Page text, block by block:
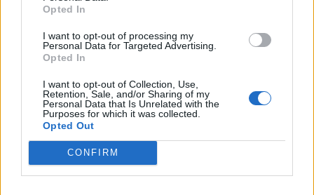
Opted In
I want to opt-out of processing my
Personal Data for Targeted Advertising.
Opted In
I want to opt-out of Collection, Use,
Retention, Sale, and/or Sharing of my
Personal Data that Is Unrelated with the
Purposes for which it was collected.
Opted Out
CONFIRM
– Κύπρου
στα καθαρά κέρδη του α΄
εξαμήνου – Στα 524,4 εκατ.
στα καθαρά κέρδη του α΄
εξαμήνου, στα 138 εκατ. ευρώ
Η συμφωνία Arval-Athlon αναδιαμορφώνει την αγορά leasing